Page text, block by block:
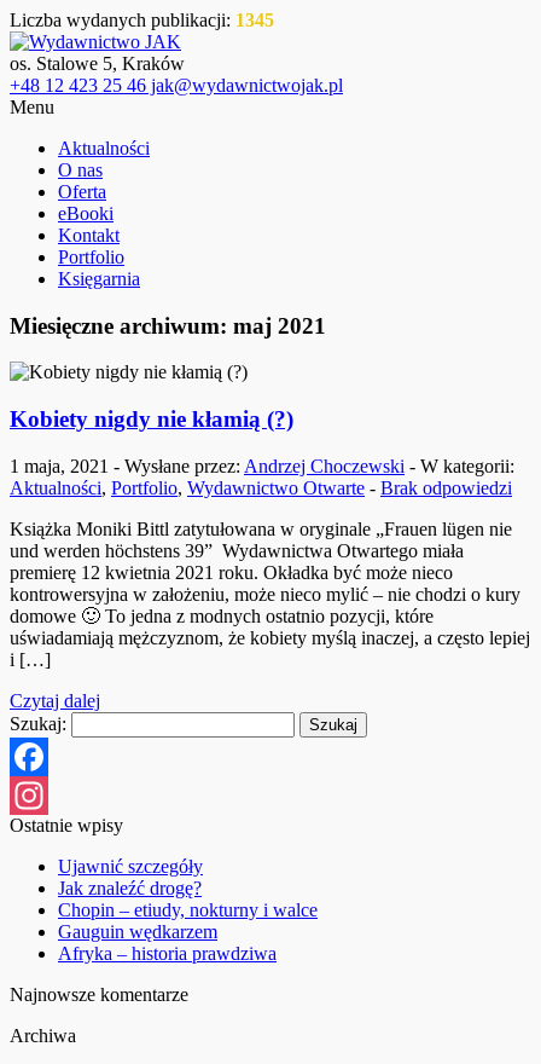
Liczba wydanych publikacji: 1345
os. Stalowe 5, Kraków
+48 12 423 25 46 jak@wydawnictwojak.pl
Menu
Aktualności
O nas
Oferta
eBooki
Kontakt
Portfolio
Księgarnia
Miesięczne archiwum: maj 2021
Kobiety nigdy nie kłamią (?)
1 maja, 2021 - Wysłane przez: Andrzej Choczewski - W kategorii:
Aktualności, Portfolio, Wydawnictwo Otwarte - Brak odpowiedzi
Książka Moniki Bittl zatytułowana w oryginale „Frauen lügen nie
und werden höchstens 39” Wydawnictwa Otwartego miała
premierę 12 kwietnia 2021 roku. Okładka być może nieco
kontrowersyjna w założeniu, może nieco mylić – nie chodzi o kury
domowe 🙂 To jedna z modnych ostatnio pozycji, które
uświadamiają mężczyznom, że kobiety myślą inaczej, a często lepiej
i […]
Czytaj dalej
Szukaj:
Facebook
Instagram
Ostatnie wpisy
Ujawnić szczegóły
Jak znaleźć drogę?
Chopin – etiudy, nokturny i walce
Gauguin wędkarzem
Afryka – historia prawdziwa
Najnowsze komentarze
Archiwa